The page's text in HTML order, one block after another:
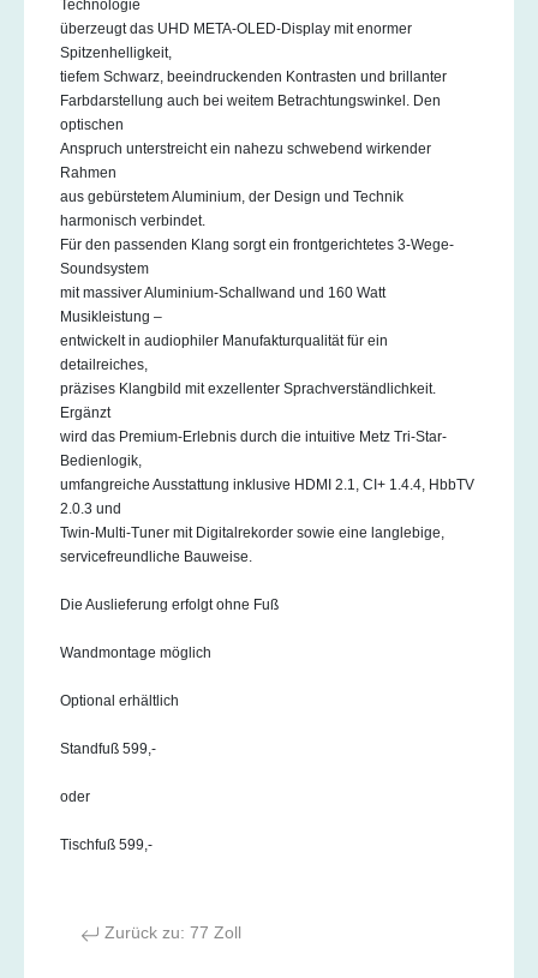
Technologie
überzeugt das UHD META-OLED-Display mit enormer
Spitzenhelligkeit,
tiefem Schwarz, beeindruckenden Kontrasten und brillanter
Farbdarstellung auch bei weitem Betrachtungswinkel. Den
optischen
Anspruch unterstreicht ein nahezu schwebend wirkender
Rahmen
aus gebürstetem Aluminium, der Design und Technik
harmonisch verbindet.
Für den passenden Klang sorgt ein frontgerichtetes 3-Wege-
Soundsystem
mit massiver Aluminium-Schallwand und 160 Watt
Musikleistung –
entwickelt in audiophiler Manufakturqualität für ein
detailreiches,
präzises Klangbild mit exzellenter Sprachverständlichkeit.
Ergänzt
wird das Premium-Erlebnis durch die intuitive Metz Tri-Star-
Bedienlogik,
umfangreiche Ausstattung inklusive HDMI 2.1, CI+ 1.4.4, HbbTV
2.0.3 und
Twin-Multi-Tuner mit Digitalrekorder sowie eine langlebige,
servicefreundliche Bauweise.
Die Auslieferung erfolgt ohne Fuß
Wandmontage möglich
Optional erhältlich
Standfuß 599,-
oder
Tischfuß 599,-
Zurück zu: 77 Zoll